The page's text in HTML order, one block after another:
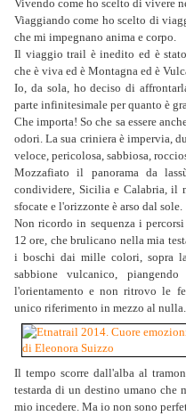
Vivendo come ho scelto di vivere
Viaggiando come ho scelto di
che mi impegnano anima e corpo.
Il viaggio trail è inedito ed è
che è viva ed è Montagna ed è
Io, da sola, ho deciso di
parte infinitesimale per quanto è
Che importa! So che sa essere
odori. La sua criniera è impervia,
veloce, pericolosa, sabbiosa,
Mozzafiato il panorama da
condividere, Sicilia e Calabria, il
sfocate e l'orizzonte è arso dal sole.
Non ricordo in sequenza i
12 ore, che brulicano nella mia
i boschi dai mille colori, sopra
sabbione vulcanico,
l'orientamento e non ritrovo le
unico riferimento in mezzo al nulla.
Il tempo scorre dall'alba al
testarda di un destino umano che
mio incedere. Ma io non sono